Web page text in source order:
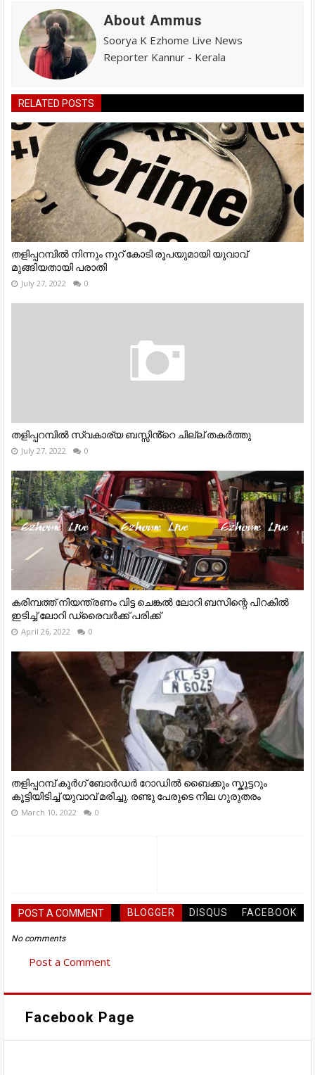
About Ammus
Soorya K Ezhome Live News
Reporter Kannur - Kerala
RELATED POSTS
തളിപ്പറമ്പിൽ നിന്നും നൂറ് കോടി രൂപയുമായി യുവാവ്
മുങ്ങിയതായി പരാതി
July 27, 2022 0
തളിപ്പറമ്പിൽ സ്വകാര്യ ബസ്സിൻ്റെ ചില്ല് തകർത്തു
July 27, 2022 0
കരിമ്പത്ത് നിയന്ത്രണം വിട്ട ചെങ്കൽ ലോറി ബസിന്റെ പിറകിൽ
ഇടിച്ച് ലോറി ഡ്രൈവർക്ക് പരിക്ക്
April 26, 2022 0
തളിപ്പറമ്പ് കൂർഗ് ബോർഡർ റോഡിൽ ബൈക്കും സ്കൂട്ടറും
കൂട്ടിയിടിച്ച് യുവാവ് മരിച്ചു. രണ്ടു പേരുടെ നില ഗുരുതരം
March 10, 2022 0
POST A COMMENT BLOGGER DISQUS FACEBOOK
No comments
Post a Comment
Facebook Page